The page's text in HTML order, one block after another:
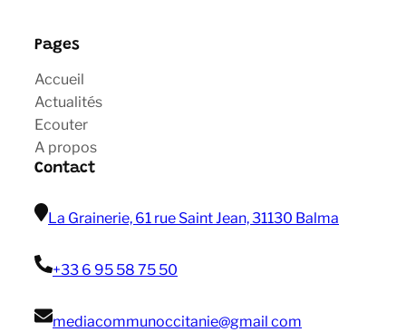
Pages
Accueil
Actualités
Ecouter
A propos
Contact
La Grainerie, 61 rue Saint Jean, 31130 Balma
+33 6 95 58 75 50
mediacommunoccitanie@gmail com